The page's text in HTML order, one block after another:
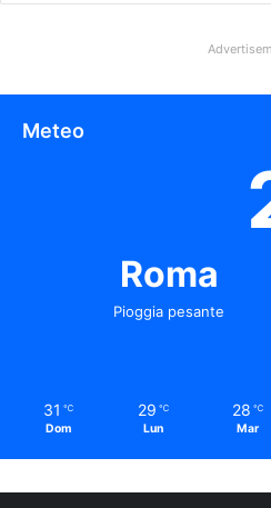
Meteo
Roma
Pioggia pesante
31 ℃
Dom
29 ℃
Lun
28 ℃
Mar